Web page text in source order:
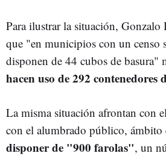
Para ilustrar la situación,
que "en municipios con un censo
disponen de 44 cubos de basura"
hacen uso de 292 contenedores
La misma situación afrontan con
con el alumbrado público, ámbito
disponer de "900 farolas", un